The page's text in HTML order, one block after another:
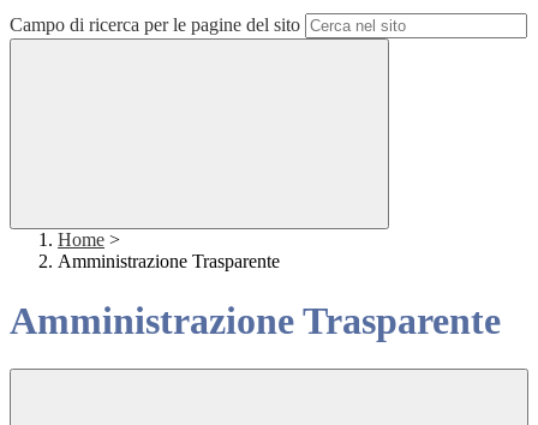
Campo di ricerca per le pagine del sito
Home >
Amministrazione Trasparente
Amministrazione Trasparente